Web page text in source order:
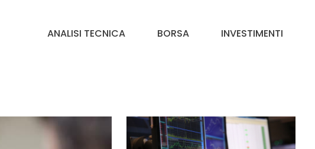
ANALISI TECNICA BORSA INVESTIMENTI